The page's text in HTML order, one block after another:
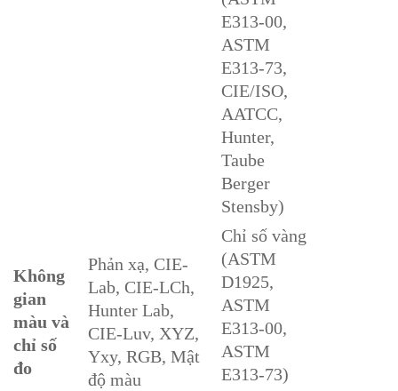
Không
gian
màu và
chỉ số
đo
Phản xạ, CIE-
Lab, CIE-LCh,
Hunter Lab,
CIE-Luv, XYZ,
Yxy, RGB, Mật
độ màu
E313-00,
ASTM
E313-73,
CIE/ISO,
AATCC,
Hunter,
Taube
Berger
Stensby)
Chỉ số vàng
(ASTM
D1925,
ASTM
E313-00,
ASTM
E313-73)